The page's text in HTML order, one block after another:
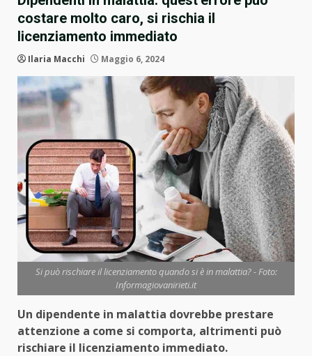
costare molto caro, si rischia il
licenziamento immediato
Ilaria Macchi Maggio 6, 2024
Si può rischiare il licenziamento quando si è in malattia? - Foto:
Informagiovanirieti.it
Un dipendente in malattia dovrebbe prestare
attenzione a come si comporta, altrimenti può
rischiare il licenziamento immediato.